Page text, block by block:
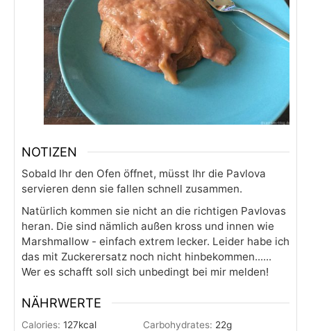
NOTIZEN
Sobald Ihr den Ofen öffnet, müsst Ihr die Pavlova
servieren denn sie fallen schnell zusammen.
Natürlich kommen sie nicht an die richtigen Pavlovas
heran. Die sind nämlich außen kross und innen wie
Marshmallow - einfach extrem lecker. Leider habe ich
das mit Zuckerersatz noch nicht hinbekommen......
Wer es schafft soll sich unbedingt bei mir melden!
NÄHRWERTE
Calories: 127kcal Carbohydrates: 22g